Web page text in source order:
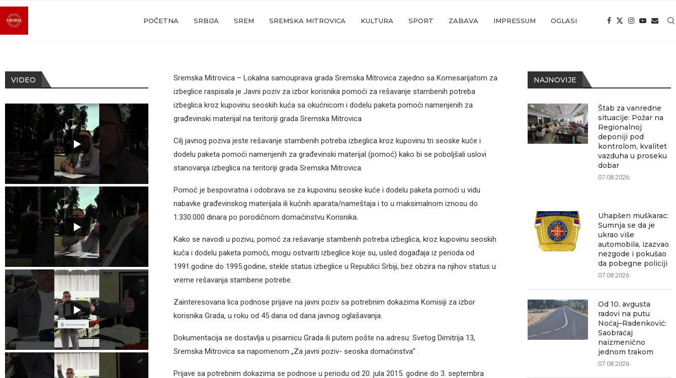
POČETNA SRBIJA SREM SREMSKA MITROVICA KULTURA SPORT ZABAVA IMPRESSUM OGLASI
Sremska Mitrovica – Lokalna samouprava grada Sremska Mitrovica zajedno sa Komesarijatom za
izbeglice raspisala je Javni poziv za izbor korisnika pomoći za rešavanje stambenih potreba
izbeglica kroz kupovinu seoskih kuća sa okućnicom i dodelu paketa pomoći namenjenih za
građevinski materijal na teritoriji grada Sremska Mitrovica
Cilj javnog poziva jeste rešavanje stambenih potreba izbeglica kroz kupovinu tri seoske kuće i
dodelu paketa pomoći namenjenih za građevinski materijal (pomoć) kako bi se poboljšali uslovi
stanovanja izbeglica na teritoriji grada Sremska Mitrovica.
Pomoć je bespovratna i odobrava se za kupovinu seoske kuće i dodelu paketa pomoći u vidu
nabavke građevinskog materijala ili kućnih aparata/nameštaja i to u maksimalnom iznosu do
1.330.000 dinara po porodičnom domaćinstvu Korisnika.
Kako se navodi u pozivu, pomoć za rešavanje stambenih potreba izbeglica, kroz kupovinu seoskih
kuća i dodelu paketa pomoći, mogu ostvariti izbeglice koje su, usled događaja iz perioda od
1991.godine do 1995.godine, stekle status izbeglice u Republici Srbiji, bez obzira na njihov status u
vreme rešavanja stambene potrebe.
Zainteresovana lica podnose prijave na javni poziv sa potrebnim dokazima Komisiji za izbor
korisnika Grada, u roku od 45 dana od dana javnog oglašavanja.
Dokumentacija se dostavlja u pisarnicu Grada ili putem pošte na adresu: Svetog Dimitrija 13,
Sremska Mitrovica sa napomenom „Za javni poziv- seoska domaćinstva” .
Prijave sa potrebnim dokazima se podnose u periodu od 20. jula 2015. godine do 3. septembra
NAJNOVIJE
Štab za vanredne
situacije: Požar na
Regionalnoj
deponiji pod
kontrolom, kvalitet
vazduha u proseku
dobar
07.08.2026.
Uhapšen muškarac:
Sumnja se da je
ukrao više
automobila, izazvao
nezgode i pokušao
da pobegne policiji
07.08.2026.
Od 10. avgusta
radovi na putu
Noćaj–Radenković:
Saobraćaj
naizmenično
jednom trakom
07.08.2026.
VIDEO